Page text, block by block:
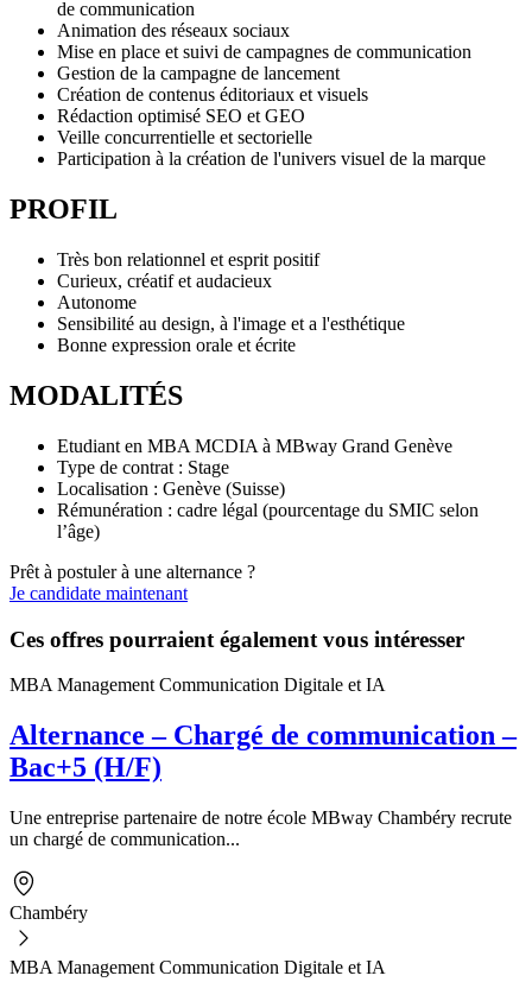
de communication
Animation des réseaux sociaux
Mise en place et suivi de campagnes de communication
Gestion de la campagne de lancement
Création de contenus éditoriaux et visuels
Rédaction optimisé SEO et GEO
Veille concurrentielle et sectorielle
Participation à la création de l'univers visuel de la marque
PROFIL
Très bon relationnel et esprit positif
Curieux, créatif et audacieux
Autonome
Sensibilité au design, à l'image et a l'esthétique
Bonne expression orale et écrite
MODALITÉS
Etudiant en MBA MCDIA à MBway Grand Genève
Type de contrat : Stage
Localisation : Genève (Suisse)
Rémunération : cadre légal (pourcentage du SMIC selon
l’âge)
Prêt à postuler à une alternance ?
Je candidate maintenant
Ces offres pourraient également vous intéresser
MBA Management Communication Digitale et IA
Alternance – Chargé de communication –
Bac+5 (H/F)
Une entreprise partenaire de notre école MBway Chambéry recrute
un chargé de communication...
Chambéry
MBA Management Communication Digitale et IA